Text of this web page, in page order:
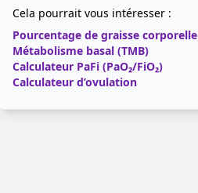
Cela pourrait vous intéresser :
Pourcentage de graisse corporelle
Métabolisme basal (TMB)
Calculateur PaFi (PaO₂/FiO₂)
Calculateur d’ovulation